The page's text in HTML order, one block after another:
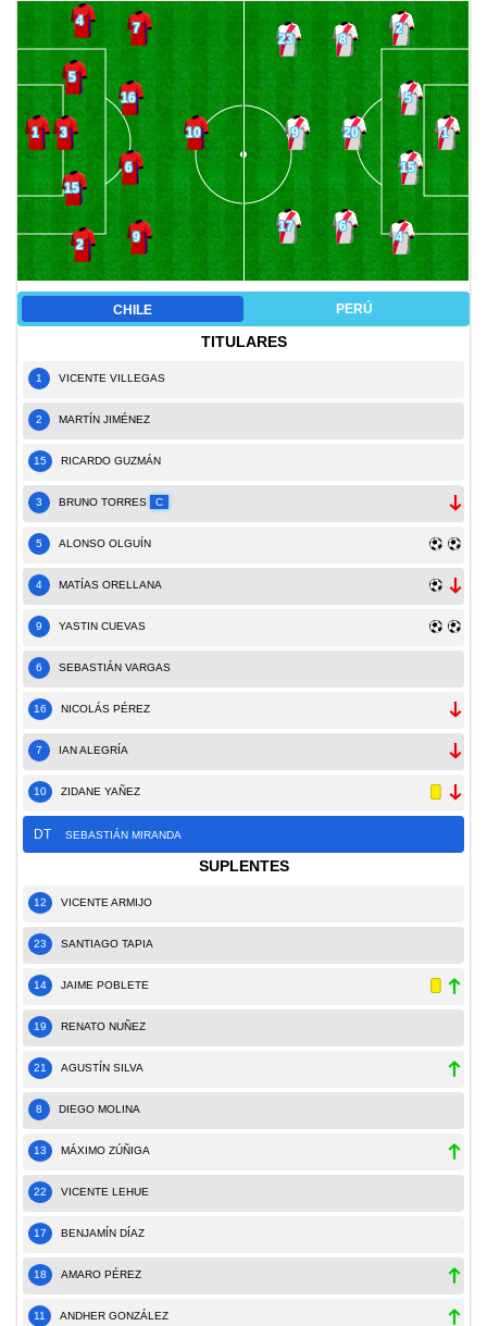
1
4
5
3
15
2
7
16
6
9
10 1
2
5
15
4
8
20
6
23
9
17
CHILE PERÚ
TITULARES
1 VICENTE VILLEGAS
2 MARTÍN JIMÉNEZ
15 RICARDO GUZMÁN
3 BRUNO TORRES C
5 ALONSO OLGUÍN
4 MATÍAS ORELLANA
9 YASTIN CUEVAS
6 SEBASTIÁN VARGAS
16 NICOLÁS PÉREZ
7 IAN ALEGRÍA
10 ZIDANE YAÑEZ
DT SEBASTIÁN MIRANDA
SUPLENTES
12 VICENTE ARMIJO
23 SANTIAGO TAPIA
14 JAIME POBLETE
19 RENATO NUÑEZ
21 AGUSTÍN SILVA
8 DIEGO MOLINA
13 MÁXIMO ZÚÑIGA
22 VICENTE LEHUE
17 BENJAMÍN DÍAZ
18 AMARO PÉREZ
11 ANDHER GONZÁLEZ